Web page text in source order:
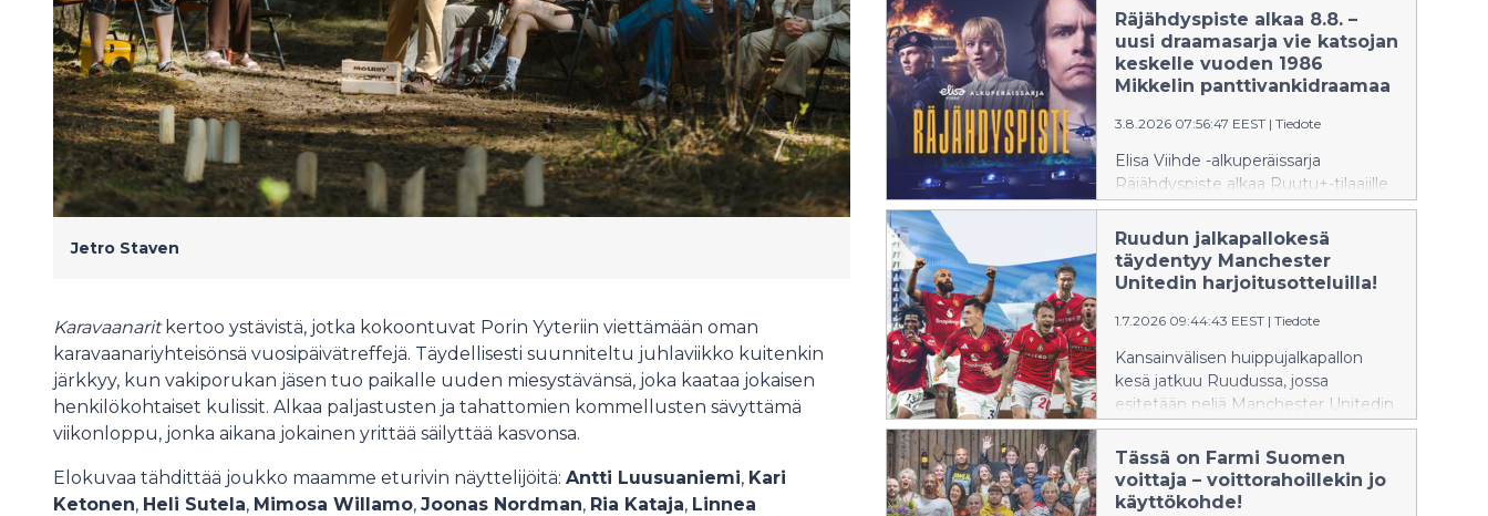
Jetro Staven
Karavaanaritkertoo ystävistä, jotka kokoontuvat Porin Yyteriin viettämään oman
karavaanariyhteisönsä vuosipäivätreffejä. Täydellisesti suunniteltu juhlaviikko kuitenkin
järkkyy, kun vakiporukan jäsen tuo paikalle uuden miesystävänsä, joka kaataa jokaisen
henkilökohtaiset kulissit. Alkaa paljastusten ja tahattomien kommellusten sävyttämä
viikonloppu, jonka aikana jokainen yrittää säilyttää kasvonsa.
Elokuvaa tähdittää joukko maamme eturivin näyttelijöitä: Antti Luusuaniemi, Kari
Ketonen, Heli Sutela, Mimosa Willamo, Joonas Nordman, Ria Kataja, Linnea
panttivankidraamasta tulee
kuluneeksi tasan 40 vuotta.
Kuusiosainen sarja tarkastelee
tapahtumia kaappaajan,
näkökulmista.
Räjähdyspiste alkaa 8.8. –
uusi draamasarja vie katsojan
keskelle vuoden 1986
Mikkelin panttivankidraamaa
3.8.2026 07:56:47 EEST | Tiedote
Elisa Viihde -alkuperäissarja
Räjähdyspiste alkaa Ruutu+-tilaajille
lauantaina 8.8.2026, kun Mikkelin
panttivankidraamasta tulee
kuluneeksi tasan 40 vuotta.
Kuusiosainen sarja tarkastelee
panttivankien ja poliisin
näkökulmista.
Ruudun jalkapallokesä
täydentyy Manchester
Unitedin harjoitusotteluilla!
1.7.2026 09:44:43 EEST | Tiedote
Kansainvälisen huippujalkapallon
kesä jatkuu Ruudussa, jossa
esitetään neljä Manchester Unitedin
harjoitusottelua heinä–elokuussa.
Ottelut näkee Ruutu+ Urheilu -
tilauksella.
Tässä on Farmi Suomen
voittaja – voittorahoillekin jo
käyttökohde!